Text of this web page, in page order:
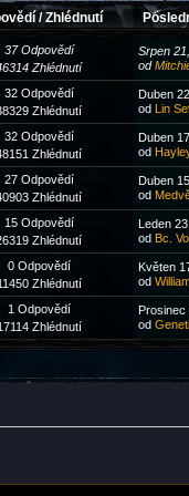
/Zhlédnutí
37 Odpovědí
Zhlédnutí
Srpen
od
32 Odpovědí
Zhlédnutí
Duben
od Lin
32 Odpovědí
Zhlédnutí
Duben
od
27 Odpovědí
Zhlédnutí
Duben
od
15 Odpovědí
Zhlédnutí
Leden
od Bc.
0 Odpovědí
Zhlédnutí
Květen
od
1 Odpovědí
Zhlédnutí
Prosinec
od